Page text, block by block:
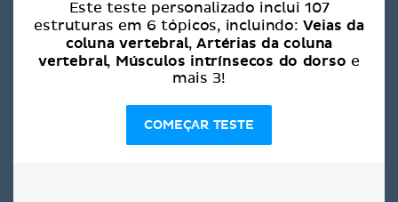
Este teste personalizado inclui 107
estruturas em 6 tópicos, incluindo:Veias da
coluna vertebral, Artérias da coluna
vertebral, Músculos intrínsecos do dorso e
mais 3!
COMEÇAR TESTE